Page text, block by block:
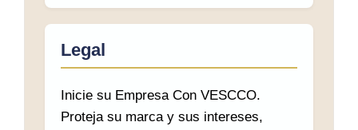
Legal
Inicie su Empresa Con VESCCO.
Proteja su marca y sus intereses,